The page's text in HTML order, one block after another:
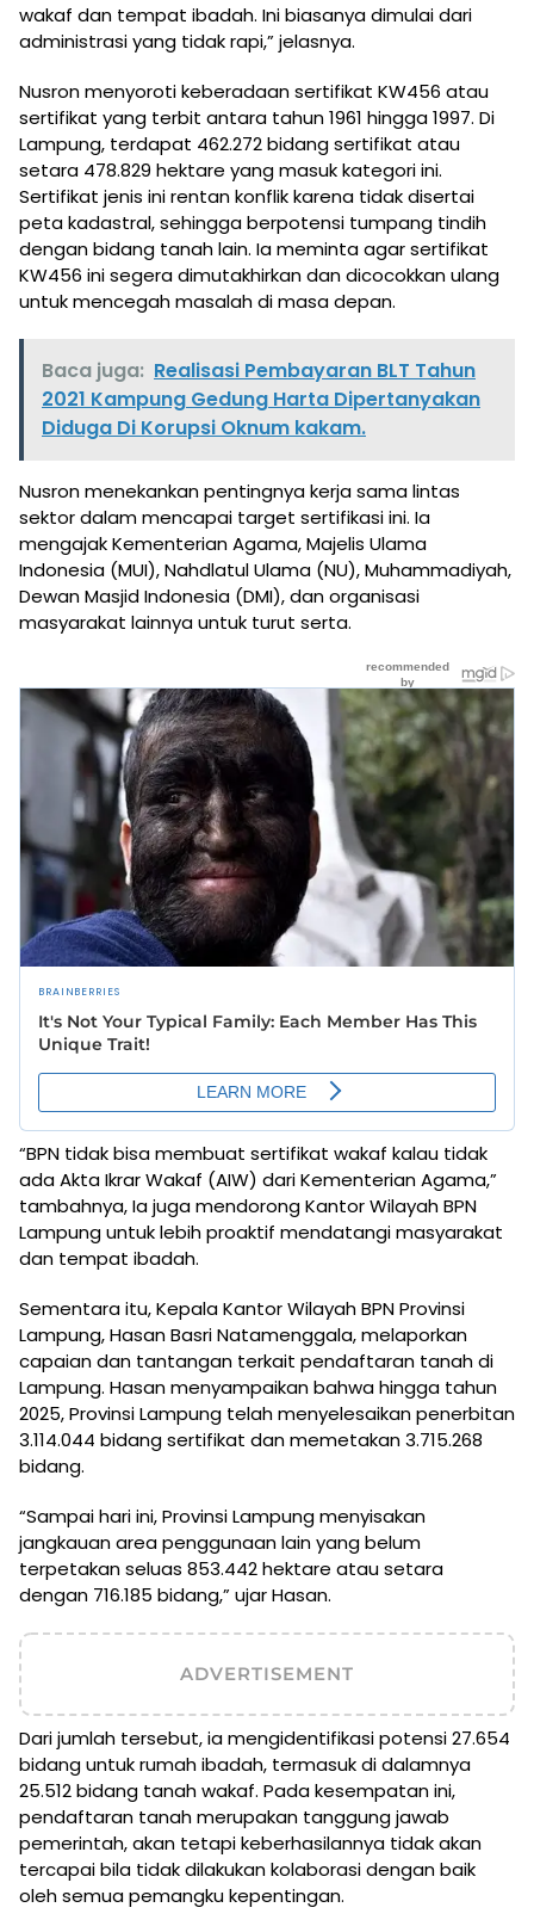
wakaf dan tempat ibadah. Ini biasanya dimulai dari
administrasi yang tidak rapi,” jelasnya.
Nusron menyoroti keberadaan sertifikat KW456 atau
sertifikat yang terbit antara tahun 1961 hingga 1997. Di
Lampung, terdapat 462.272 bidang sertifikat atau
setara 478.829 hektare yang masuk kategori ini.
Sertifikat jenis ini rentan konflik karena tidak disertai
peta kadastral, sehingga berpotensi tumpang tindih
dengan bidang tanah lain. Ia meminta agar sertifikat
KW456 ini segera dimutakhirkan dan dicocokkan ulang
untuk mencegah masalah di masa depan.
Baca juga: Realisasi Pembayaran BLT Tahun
2021 Kampung Gedung Harta Dipertanyakan
Diduga Di Korupsi Oknum kakam.
Nusron menekankan pentingnya kerja sama lintas
sektor dalam mencapai target sertifikasi ini. Ia
mengajak Kementerian Agama, Majelis Ulama
Indonesia (MUI), Nahdlatul Ulama (NU), Muhammadiyah,
Dewan Masjid Indonesia (DMI), dan organisasi
masyarakat lainnya untuk turut serta.
“BPN tidak bisa membuat sertifikat wakaf kalau tidak
ada Akta Ikrar Wakaf (AIW) dari Kementerian Agama,”
tambahnya, Ia juga mendorong Kantor Wilayah BPN
Lampung untuk lebih proaktif mendatangi masyarakat
dan tempat ibadah.
Sementara itu, Kepala Kantor Wilayah BPN Provinsi
Lampung, Hasan Basri Natamenggala, melaporkan
capaian dan tantangan terkait pendaftaran tanah di
Lampung. Hasan menyampaikan bahwa hingga tahun
2025, Provinsi Lampung telah menyelesaikan penerbitan
3.114.044 bidang sertifikat dan memetakan 3.715.268
bidang.
“Sampai hari ini, Provinsi Lampung menyisakan
jangkauan area penggunaan lain yang belum
terpetakan seluas 853.442 hektare atau setara
dengan 716.185 bidang,” ujar Hasan.
ADVERTISEMENT
Dari jumlah tersebut, ia mengidentifikasi potensi 27.654
bidang untuk rumah ibadah, termasuk di dalamnya
25.512 bidang tanah wakaf. Pada kesempatan ini,
pendaftaran tanah merupakan tanggung jawab
pemerintah, akan tetapi keberhasilannya tidak akan
tercapai bila tidak dilakukan kolaborasi dengan baik
oleh semua pemangku kepentingan.